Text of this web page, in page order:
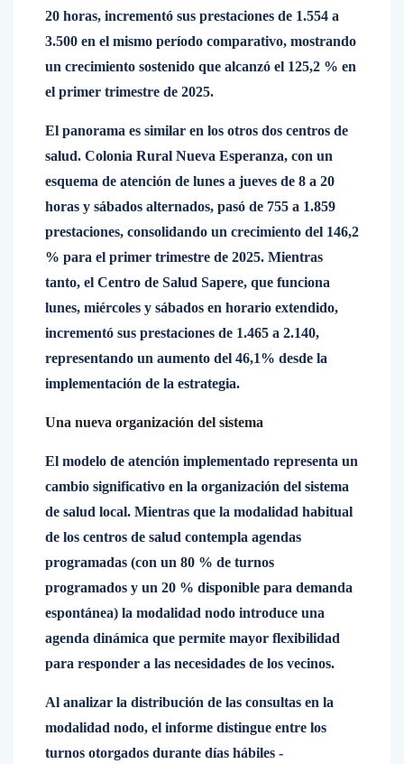
20 horas, incrementó sus prestaciones de 1.554 a
3.500 en el mismo período comparativo, mostrando
un crecimiento sostenido que alcanzó el 125,2 % en
el primer trimestre de 2025.
El panorama es similar en los otros dos centros de
salud. Colonia Rural Nueva Esperanza, con un
esquema de atención de lunes a jueves de 8 a 20
horas y sábados alternados, pasó de 755 a 1.859
prestaciones, consolidando un crecimiento del 146,2
% para el primer trimestre de 2025. Mientras
tanto, el Centro de Salud Sapere, que funciona
lunes, miércoles y sábados en horario extendido,
incrementó sus prestaciones de 1.465 a 2.140,
representando un aumento del 46,1% desde la
implementación de la estrategia.
Una nueva organización del sistema
El modelo de atención implementado representa un
cambio significativo en la organización del sistema
de salud local. Mientras que la modalidad habitual
de los centros de salud contempla agendas
programadas (con un 80 % de turnos
programados y un 20 % disponible para demanda
espontánea) la modalidad nodo introduce una
agenda dinámica que permite mayor flexibilidad
para responder a las necesidades de los vecinos.
Al analizar la distribución de las consultas en la
modalidad nodo, el informe distingue entre los
turnos otorgados durante días hábiles -